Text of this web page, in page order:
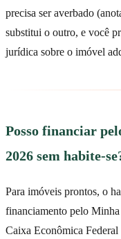
precisa ser averbado
substitui o outro, e você
jurídica sobre o imóvel
Posso financiar
2026 sem habite-
Para imóveis prontos, o
financiamento pelo
Caixa Econômica